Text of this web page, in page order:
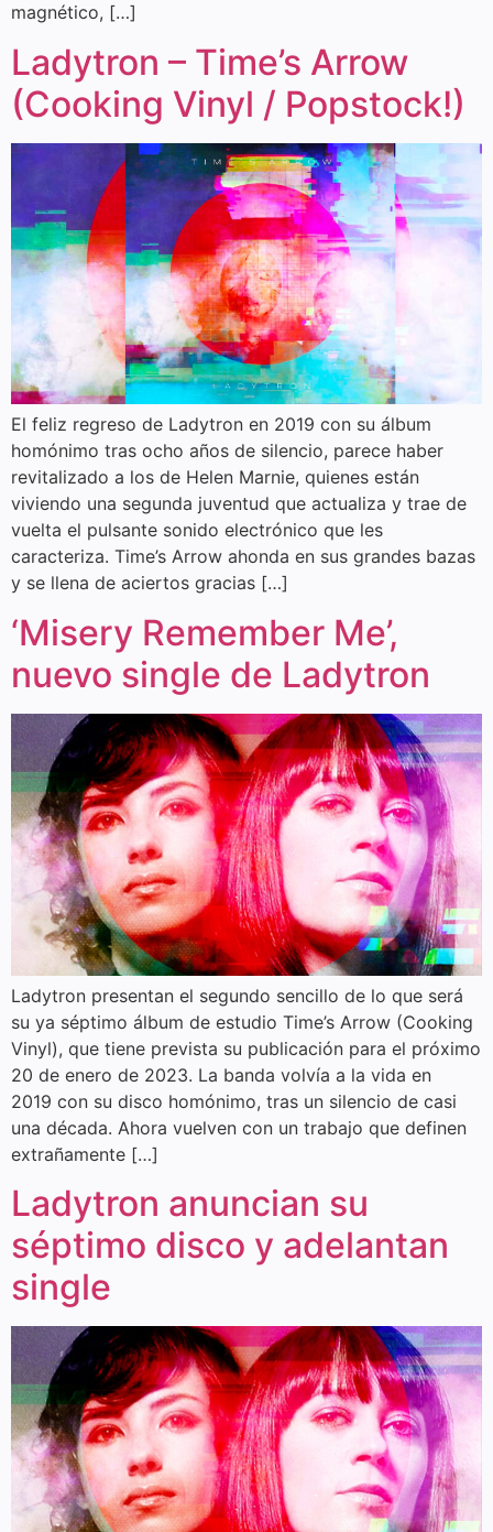
magnético, […]
Ladytron – Time’s Arrow
(Cooking Vinyl / Popstock!)
El feliz regreso de Ladytron en 2019 con su álbum
homónimo tras ocho años de silencio, parece haber
revitalizado a los de Helen Marnie, quienes están
viviendo una segunda juventud que actualiza y trae de
vuelta el pulsante sonido electrónico que les
caracteriza. Time’s Arrow ahonda en sus grandes bazas
y se llena de aciertos gracias […]
‘Misery Remember Me’,
nuevo single de Ladytron
Ladytron presentan el segundo sencillo de lo que será
su ya séptimo álbum de estudio Time’s Arrow (Cooking
Vinyl), que tiene prevista su publicación para el próximo
20 de enero de 2023. La banda volvía a la vida en
2019 con su disco homónimo, tras un silencio de casi
una década. Ahora vuelven con un trabajo que definen
extrañamente […]
Ladytron anuncian su
séptimo disco y adelantan
single